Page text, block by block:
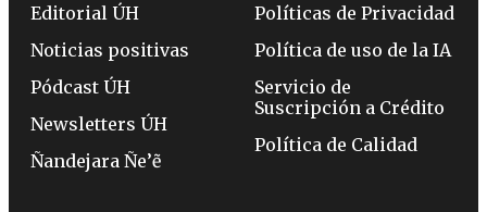
Editorial ÚH
Noticias positivas
Pódcast ÚH
Newsletters ÚH
Ñandejara Ñe’ẽ
Políticas de Privacidad
Política de uso de la IA
Servicio de
Suscripción a Crédito
Política de Calidad